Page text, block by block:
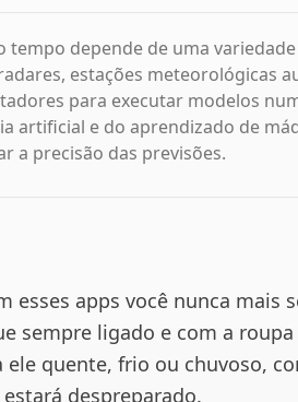
tempo depende de uma
estações meteorológicas
para executar modelos
artificial e do aprendizado de
a precisão das previsões.
esses apps você nunca mais
sempre ligado e com a
ele quente, frio ou chuvoso,
despreparado.